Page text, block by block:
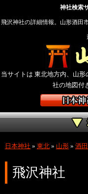
神社検索
飛沢神社の詳細情報。山形酒田
当サイトは 東北地方内、山
社の地図付
日本神社 » 東北 » 山形 » 酒
飛沢神社